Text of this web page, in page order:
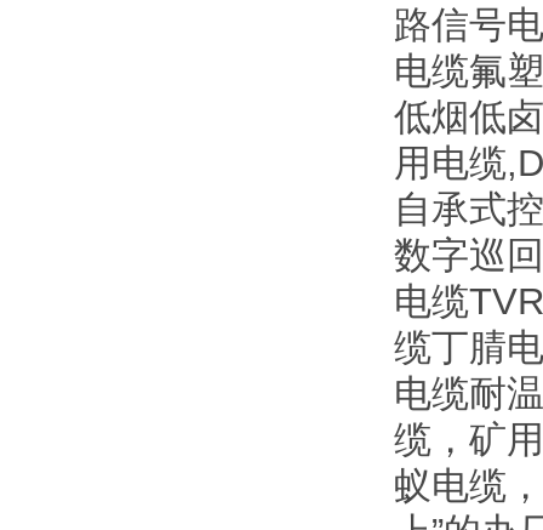
路信号
电缆氟
低烟低
用电缆
自承式
数字巡
电缆
缆丁腈
电缆耐
缆，矿
蚁电缆